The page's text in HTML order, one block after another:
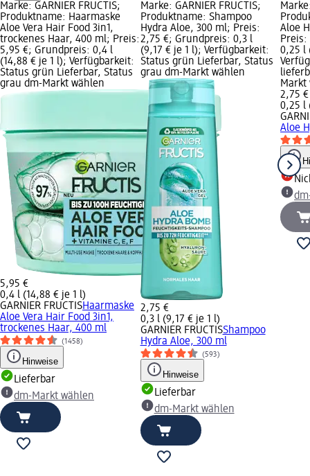
Marke: GARNIER FRUCTIS;
Produktname: Haarmaske
Aloe Vera Hair Food 3in1,
trockenes Haar, 400 ml; Preis:
5,95 €; Grundpreis: 0,4 l
(14,88 € je 1 l); Verfügbarkeit:
Status grün Lieferbar, Status
grau dm-Markt wählen
5,95 €
0,4 l (14,88 € je 1 l)
GARNIER FRUCTISHaarmaske
Aloe Vera Hair Food 3in1,
trockenes Haar, 400 ml
(1458)
Hinweise
Lieferbar
dm-Markt wählen
Marke: GARNIER FRUCTIS;
Produktname: Shampoo
Hydra Aloe, 300 ml; Preis:
2,75 €; Grundpreis: 0,3 l
(9,17 € je 1 l); Verfügbarkeit:
Status grün Lieferbar, Status
grau dm-Markt wählen
2,75 €
0,3 l (9,17 € je 1 l)
GARNIER FRUCTISShampoo
Hydra Aloe, 300 ml
(593)
Hinweise
Lieferbar
dm-Markt wählen
Aloe
Preis:
0,25 l
Markt
2,75 €
0,25 l
Aloe